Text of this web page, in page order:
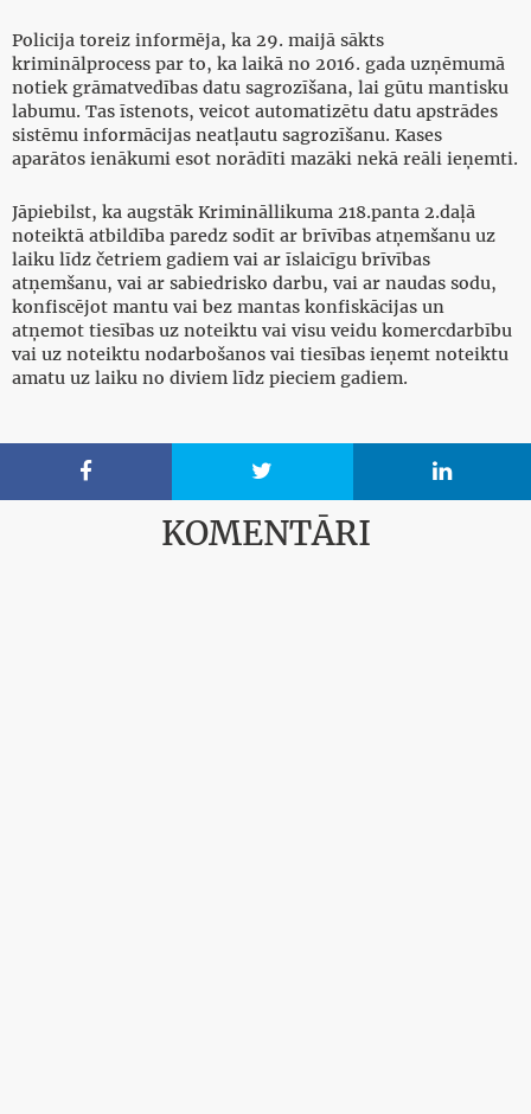
Policija toreiz informēja, ka 29. maijā sākts
kriminālprocess par to, ka laikā no 2016. gada uzņēmumā
notiek grāmatvedības datu sagrozīšana, lai gūtu mantisku
labumu. Tas īstenots, veicot automatizētu datu apstrādes
sistēmu informācijas neatļautu sagrozīšanu. Kases
aparātos ienākumi esot norādīti mazāki nekā reāli ieņemti.
Jāpiebilst, ka augstāk Krimināllikuma 218.panta 2.daļā
noteiktā atbildība paredz sodīt ar brīvības atņemšanu uz
laiku līdz četriem gadiem vai ar īslaicīgu brīvības
atņemšanu, vai ar sabiedrisko darbu, vai ar naudas sodu,
konfiscējot mantu vai bez mantas konfiskācijas un
atņemot tiesības uz noteiktu vai visu veidu komercdarbību
vai uz noteiktu nodarbošanos vai tiesības ieņemt noteiktu
amatu uz laiku no diviem līdz pieciem gadiem.
  
KOMENTĀRI